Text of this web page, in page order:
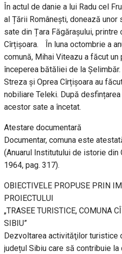
În actul de danie a lui Radu cel
al Țării Românești, donează
sate din Țara Făgărașului, printre
Cîrțișoara. În luna octombrie a
comună, Mihai Viteazu a făcut
începerea bătăliei de la
Streza și Oprea Cîrțișoara au
nobiliare Teleki. După
acestor sate a încetat.
Atestare documentară
Documentar, comuna este
(Anuarul Institutului de istorie din
1964, pag. 317).
OBIECTIVELE PROPUSE PRIN
PROIECTULUI
„TRASEE TURISTICE, COMUNA
SIBIU”
Dezvoltarea activităţilor turistice
județul Sibiu care să contribuie la